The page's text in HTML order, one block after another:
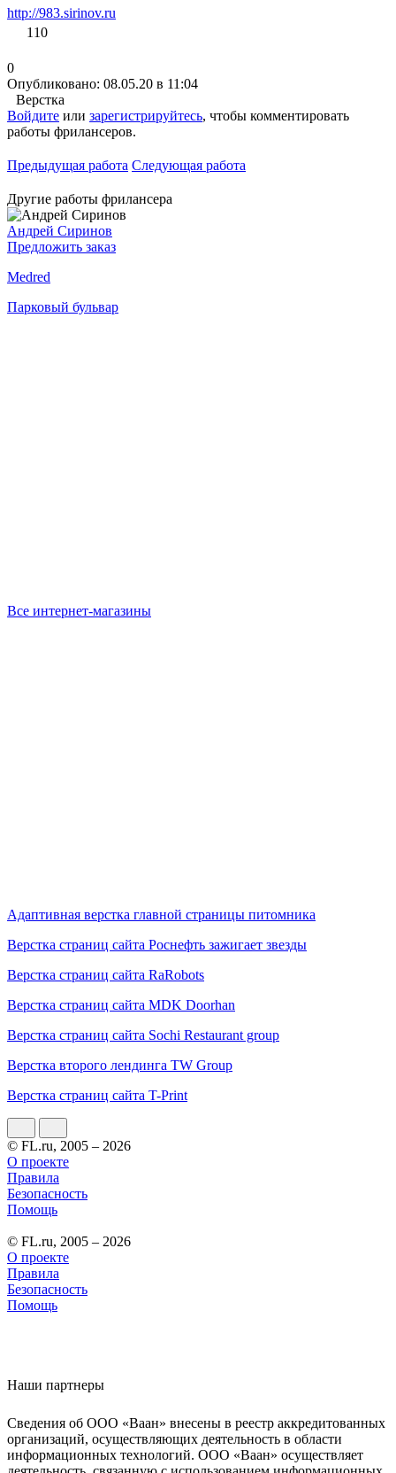
http://983.sirinov.ru
110
0
Опубликовано: 08.05.20 в 11:04
Верстка
Войдите или зарегистрируйтесь, чтобы комментировать
работы фрилансеров.
Предыдущая работа Следующая работа
Другие работы фрилансера
Андрей Сиринов
Предложить заказ
Medred
Парковый бульвар
Все интернет-магазины
Адаптивная верстка главной страницы питомника
Верстка страниц сайта Роснефть зажигает звезды
Верстка страниц сайта RaRobots
Верстка страниц сайта MDK Doorhan
Верстка страниц сайта Sochi Restaurant group
Верстка второго лендинга TW Group
Верстка страниц сайта T-Print
© FL.ru, 2005 – 2026
О проекте
Правила
Безопасность
Помощь
© FL.ru, 2005 – 2026
О проекте
Правила
Безопасность
Помощь
Наши партнеры
Сведения об ООО «Ваан» внесены в реестр аккредитованных
организаций, осуществляющих деятельность в области
информационных технологий. ООО «Ваан» осуществляет